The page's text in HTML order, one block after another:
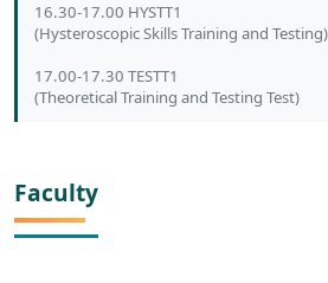
16.30-17.00 HYSTT1
(Hysteroscopic Skills Training and Testing)
17.00-17.30 TESTT1
(Theoretical Training and Testing Test)
Faculty